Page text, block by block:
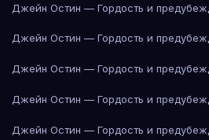
Джейн Остин — Гордость и
Джейн Остин — Гордость и
Джейн Остин — Гордость и
Джейн Остин — Гордость и
Джейн Остин — Гордость и